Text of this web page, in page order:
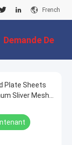
French
Demande De
Soumission
Plate Sheets
Sliver Mesh